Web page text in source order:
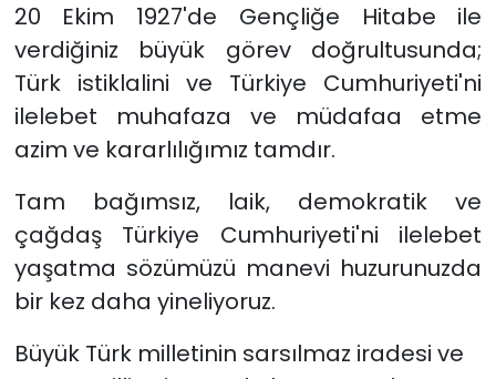
20 Ekim 1927'de Gençliğe Hitabe ile
verdiğiniz büyük görev doğrultusunda;
Türk istiklalini ve Türkiye Cumhuriyeti'ni
ilelebet muhafaza ve müdafaa etme
azim ve kararlılığımız tamdır.
Tam bağımsız, laik, demokratik ve
çağdaş Türkiye Cumhuriyeti'ni ilelebet
yaşatma sözümüzü manevi huzurunuzda
bir kez daha yineliyoruz.
Büyük Türk milletinin sarsılmaz iradesi ve